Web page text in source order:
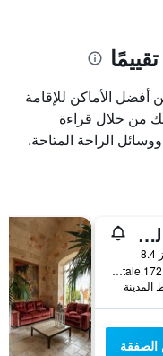
أفضل الأماكن للإقامة
من خلال قراءة
الراحة المتاحة.
جراند هوتل لو شيوسا دي شيرتي
Strada Statale 172 Dei Trulli Km 29.8, البروبيلو, مقاطعة باري, إيطاليا